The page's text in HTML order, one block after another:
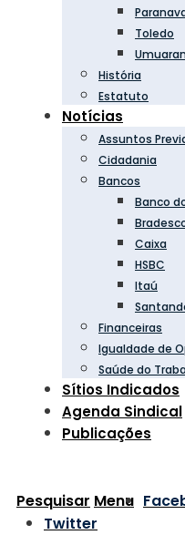
Toledo
História
Estatuto
Notícias
Assuntos
Cidadania
Bancos
Banco
Caixa
HSBC
Itaú
Financeiras
Igualdade de
Saúde do
Sítios Indicados
Agenda Sindical
Publicações
Pesquisar Menu
Twitter